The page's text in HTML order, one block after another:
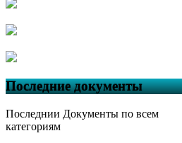
Последние документы
Последнии Документы по всем
категориям